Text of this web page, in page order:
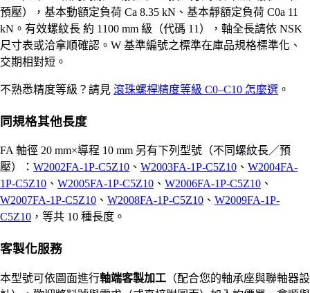
預壓），基本動額定負荷 Ca 8.35 kN、基本靜額定負荷 C0a 11
kN。有效螺紋長 約 1100 mm 級（代碼 11），軸全長請依 NSK
尺寸表或洽拿順確認。W 基準編號之標準在庫品規格標準化、
交期相對短。
不熟悉精度等級？請見 滾珠螺桿精度等級 C0–C10 怎麼選 。
同規格其他長度
FA 軸徑 20 mm×導程 10 mm 另有下列型號（不同螺紋長／預
壓）： W2002FA-1P-C5Z10 、 W2003FA-1P-C5Z10 、 W2004FA-
1P-C5Z10 、 W2005FA-1P-C5Z10 、 W2006FA-1P-C5Z10 、
W2007FA-1P-C5Z10 、 W2008FA-1P-C5Z10 、 W2009FA-1P-
C5Z10 ，等共 10 種長度。
客製化服務
本型號可依圖面進行軸端客製加工 （配合您的軸承座與聯軸器設